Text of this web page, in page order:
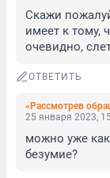
Скажи
имеет к тому,
очевидно,
ОТВЕТИТЬ
25 января 2023,
можно уже
безумие?